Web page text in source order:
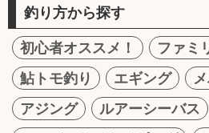
釣り方から探す
初心者オススメ！
ファミ
鮎トモ釣り
エギング
アジング
ルアーシーバス